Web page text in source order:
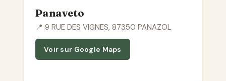
Panaveto
📍 9 RUE DES VIGNES, 87350 PANAZOL
Voir sur Google Maps